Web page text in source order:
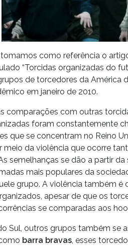
como referência o
“Torcidas organizadas do
de torcedores da América
em janeiro de 2010.
comparações com outras
foram constantemente
que se concentram no Reino
meio da violência que ocorre
semelhanças se dão a partir
mais populares da
grupo. A violência também
apesar de que os
se comparadas aos
Sul, outros grupos também se
barra bravas, esses